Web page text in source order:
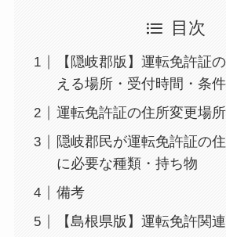
目次
【隠岐郡版】運転免許証
える場所・受付時間・条件
運転免許証の住所変更場
隠岐郡民が運転免許証の
に必要な種類・持ち物
備考
【島根県版】運転免許関